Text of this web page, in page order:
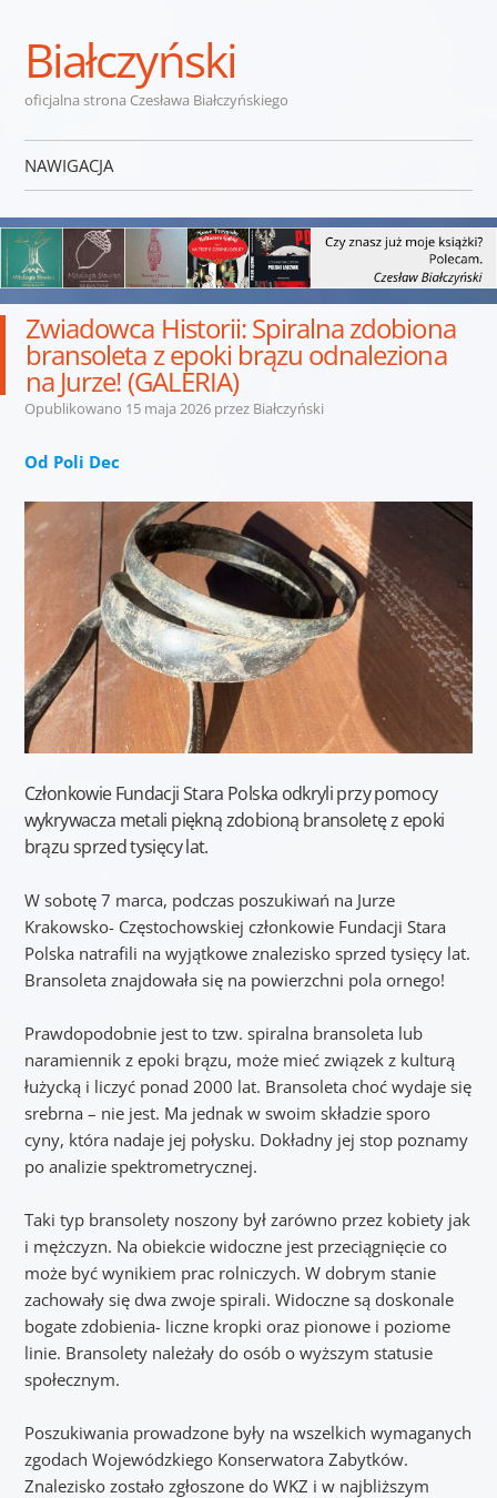
Białczyński
oficjalna strona Czesława Białczyńskiego
NAWIGACJA
Zwiadowca Historii: Spiralna zdobiona
bransoleta z epoki brązu odnaleziona
na Jurze! (GALERIA)
Opublikowano 15 maja 2026przez Białczyński
Od Poli Dec
Członkowie Fundacji Stara Polska odkryli przy pomocy
wykrywacza metali piękną zdobioną bransoletę z epoki
brązu sprzed tysięcy lat.
W sobotę 7 marca, podczas poszukiwań na Jurze
Krakowsko- Częstochowskiej członkowie Fundacji Stara
Polska natrafili na wyjątkowe znalezisko sprzed tysięcy lat.
Bransoleta znajdowała się na powierzchni pola ornego!
Prawdopodobnie jest to tzw. spiralna bransoleta lub
naramiennik z epoki brązu, może mieć związek z kulturą
łużycką i liczyć ponad 2000 lat. Bransoleta choć wydaje się
srebrna – nie jest. Ma jednak w swoim składzie sporo
cyny, która nadaje jej połysku. Dokładny jej stop poznamy
po analizie spektrometrycznej.
Taki typ bransolety noszony był zarówno przez kobiety jak
i mężczyzn. Na obiekcie widoczne jest przeciągnięcie co
może być wynikiem prac rolniczych. W dobrym stanie
zachowały się dwa zwoje spirali. Widoczne są doskonale
bogate zdobienia- liczne kropki oraz pionowe i poziome
linie. Bransolety należały do osób o wyższym statusie
społecznym.
Poszukiwania prowadzone były na wszelkich wymaganych
zgodach Wojewódzkiego Konserwatora Zabytków.
Znalezisko zostało zgłoszone do WKZ i w najbliższym